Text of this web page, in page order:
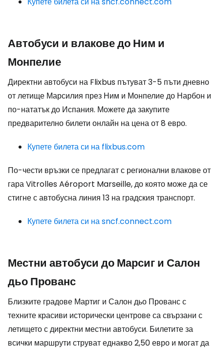
Автобуси и влакове до Ним и
Монпелие
Директни автобуси на Flixbus пътуват 3-5 пъти дневно
от летище Марсилия през Ним и Монпелие до Нарбон и
по-нататък до Испания. Можете да закупите
предварително билети онлайн на цена от 8 евро.
Купете билета си на flixbus.com
По-чести връзки се предлагат с регионални влакове от
гара Vitrolles Aéroport Marseille, до която може да се
стигне с автобусна линия 13 на градския транспорт.
Купете билета си на sncf.connect.com
Местни автобуси до Марсиг и Салон
дьо Прованс
Близките градове Мартиг и Салон дьо Прованс с
техните красиви исторически центрове са свързани с
летището с директни местни автобуси. Билетите за
всички маршрути струват еднакво 2,50 евро и могат да